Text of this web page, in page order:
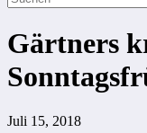
Gärtners
Juli 15, 2018